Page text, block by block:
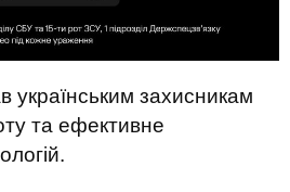
українським захисникам
та ефективне